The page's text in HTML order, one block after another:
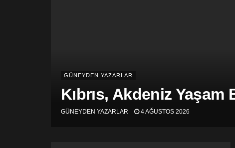
GÜNEYDEN YAZARLAR
Kıbrıs, Akdeniz
GÜNEYDEN YAZARLAR 4 AĞUSTOS 2026